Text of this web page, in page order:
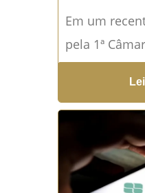
Em um
pela 1ª
Privado do
de São
condenado